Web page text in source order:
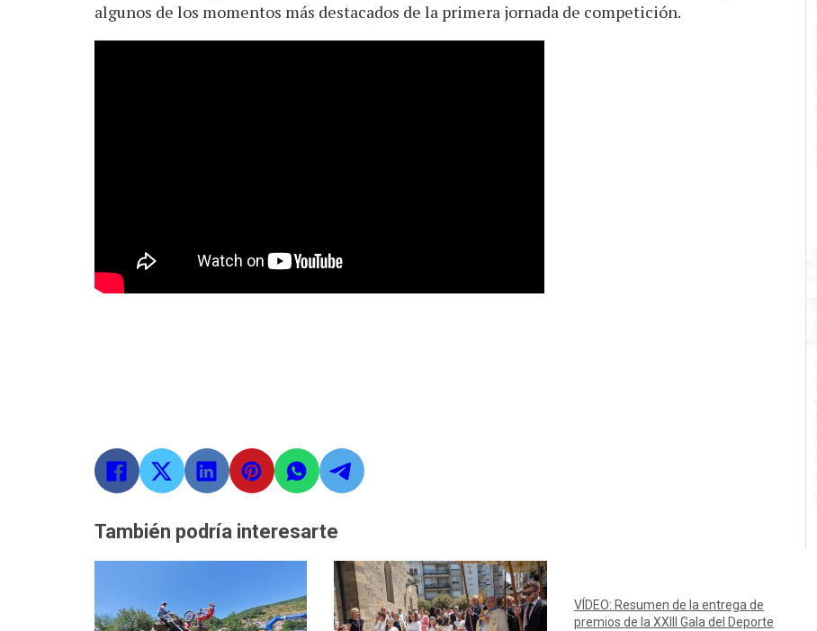
algunos de los momentos más destacados de la primera jornada de competición.
También podría interesarte
VÍDEO: Resumen de la entrega de
premios de la XXIII Gala del Deporte